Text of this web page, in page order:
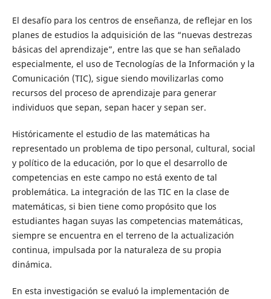
El desafío para los centros de enseñanza, de reflejar en los
planes de estudios la adquisición de las “nuevas destrezas
básicas del aprendizaje”, entre las que se han señalado
especialmente, el uso de Tecnologías de la Información y la
Comunicación (TIC), sigue siendo movilizarlas como
recursos del proceso de aprendizaje para generar
individuos que sepan, sepan hacer y sepan ser.
Históricamente el estudio de las matemáticas ha
representado un problema de tipo personal, cultural, social
y político de la educación, por lo que el desarrollo de
competencias en este campo no está exento de tal
problemática. La integración de las TIC en la clase de
matemáticas, si bien tiene como propósito que los
estudiantes hagan suyas las competencias matemáticas,
siempre se encuentra en el terreno de la actualización
continua, impulsada por la naturaleza de su propia
dinámica.
En esta investigación se evaluó la implementación de